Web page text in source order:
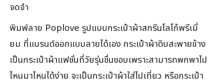
จดจำ
พิมพ์ลาย Poplove รูปแบบกระเป๋าผ้าสกรีนโลโก้พรีเมี่
ยม ที่แบรนด์ออกแบบลายได้เอง กระเป๋าผ้าดิบสะพายข้าง
เป็นกระเป๋าผ้าแฟชั่นที่วัยรุ่นชื่นชอบเพราะสามารถพกพาไป
ไหนมาไหนได้ง่าย จะเป็นกระเป๋าผ้าใส่ไปเที่ยว หรือกระเป๋า